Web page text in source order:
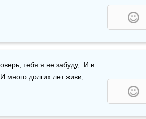
много долгих лет живи,